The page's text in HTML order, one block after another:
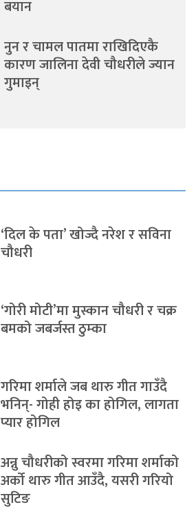
बयान
नुन र चामल पातमा राखिदिएकै
कारण जालिना देवी चौधरीले ज्यान
गुमाइन्
‘दिल के पता’ खोज्दै नरेश र सविना
चौधरी
‘गोरी मोटी’मा मुस्कान चौधरी र चक्र
बमको जबर्जस्त ठुम्का
गरिमा शर्माले जब थारु गीत गाउँदै
भनिन्- गोही होइ का होगिल, लागता
प्यार होगिल
अन्नु चौधरीको स्वरमा गरिमा शर्माको
अर्को थारु गीत आउँदै, यसरी गरियो
सुटिङ